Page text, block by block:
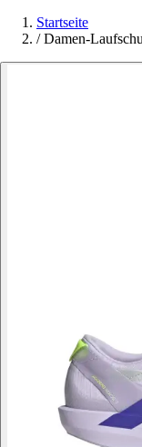
Startseite
/ Damen-